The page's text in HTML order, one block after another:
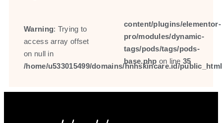
Warning: Trying to
access array offset
on null in
/home/u533015499/domains/hnhskincare.id/
content/plugins/elementor-
pro/modules/dynamic-
tags/pods/tags/pods-
base.php on line35